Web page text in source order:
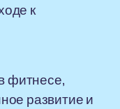
к
фитнесе,
развитие и